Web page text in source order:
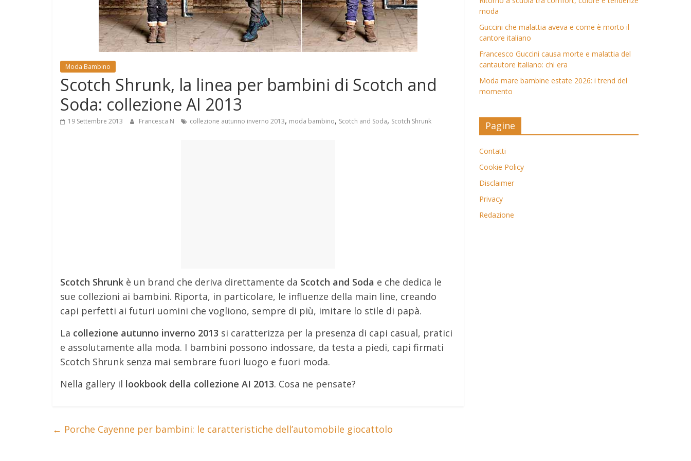
Moda Bambino
Scotch Shrunk, la linea per bambini di Scotch and
Soda: collezione AI 2013
19 Settembre 2013 Francesca N collezione autunno inverno 2013, moda bambino, Scotch and Soda, Scotch Shrunk
Scotch Shrunk è un brand che deriva direttamente da Scotch and Soda e che dedica le
sue collezioni ai bambini. Riporta, in particolare, le influenze della main line, creando
capi perfetti ai futuri uomini che vogliono, sempre di più, imitare lo stile di papà.
La collezione autunno inverno 2013 si caratterizza per la presenza di capi casual, pratici
e assolutamente alla moda. I bambini possono indossare, da testa a piedi, capi firmati
Scotch Shrunk senza mai sembrare fuori luogo e fuori moda.
Nella gallery il lookbook della collezione AI 2013. Cosa ne pensate?
← Porche Cayenne per bambini: le caratteristiche dell’automobile giocattolo
moda
Guccini che malattia aveva e come è morto il
cantore italiano
Francesco Guccini causa morte e malattia del
cantautore italiano: chi era
Moda mare bambine estate 2026: i trend del
momento
Pagine
Contatti
Cookie Policy
Disclaimer
Privacy
Redazione